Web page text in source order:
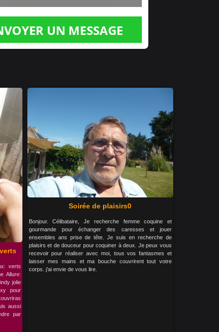
verts
Allure:
jolie
pour
aussi
par
Soirée de plaisirs0
Bonjour. Célibataire, Je recherche femme coquine et
gourmande pour échanger des caresses et jouer
ensembles ans prise de tête. Je suis en recherche de
plaisirs et de douceur pour coquiner à deux. Je peux vous
recevoir pour réaliser avec moi, tous vos fantasmes et
laisser mes mains et ma bouche couvrirent tout votre
corps. j’ai envie de vous lire.